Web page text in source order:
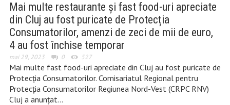
Mai multe restaurante și fast food-uri apreciate
din Cluj au fost puricate de Protecția
Consumatorilor, amenzi de zeci de mii de euro,
4 au fost închise temporar
mai 29, 2023 0 527
Mai multe fast food-uri apreciate din Cluj au fost puricate de
Protecția Consumatorilor. Comisariatul Regional pentru
Protecția Consumatorilor Regiunea Nord-Vest (CRPC RNV)
Cluj a anunțat…